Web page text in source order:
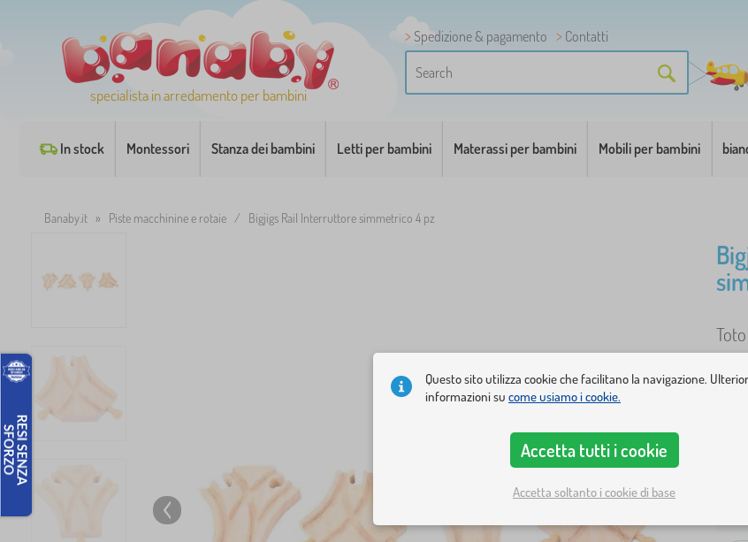
specialista in arredamento per bambini
Spedizione & pagamento
Contatti
In stock Montessori Stanza dei bambini Letti per bambini Materassi per bambini Mobili per bambini
Banaby.it » Piste macchinine e rotaie / Bigjigs Rail Interruttore simmetrico 4 pz
Questo sito utilizza cookie che facilitano la navigazione.
informazioni su come usiamo i cookie.
Accetta tutti i cookie
Accetta soltanto i cookie di base